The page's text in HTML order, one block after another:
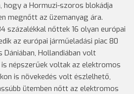
hogy a Hormuzi-szoros blokádja
megnőtt az üzemanyag ára.
százalékkal nőttek 16 olyan európai
az európai járműeladási piac 80
Dániában, Hollandiában volt
népszerűek voltak az elektromos
is növekedés volt észlelhető,
ütemben nőtt az elektromos